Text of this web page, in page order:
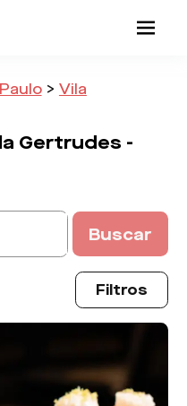
> Vila
Gertrudes -
Buscar
Filtros